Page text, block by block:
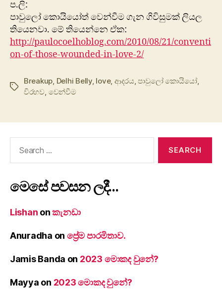
ප.ලි:
පාවුලෝ කොයියෝත් වෙන්වීම ගැන ගිවිසුමක් ලියල
තියෙනවා. මේ තියෙන්නෙ ඒක:
http://paulocoelhoblog.com/2010/08/21/conventi
on-of-those-wounded-in-love-2/
Tags
Breakup, Delhi Belly, love, ආදරය,පාවුලෝ කොයියෝ,
විරහව, වෙන්වීම
මෙසේ පවසන ලදී…
Lishan onකැනඩා
Anuradha on ප්‍රේම පාරමිතාව.
Jamis Banda on 2023 මොකද වුනේ?
Mayya on 2023 මොකද වුනේ?